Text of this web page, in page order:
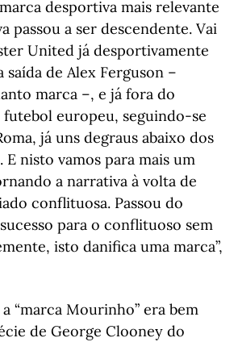
desportiva mais relevante
passou a ser descendente. Vai
United já desportivamente
saída de Alex Ferguson –
marca –, e já fora do
europeu, seguindo-se
já uns degraus abaixo dos
nisto vamos para mais um
a narrativa à volta de
conflituosa. Passou do
para o conflituoso sem
isto danifica uma marca”,
“marca Mourinho” era bem
de George Clooney do